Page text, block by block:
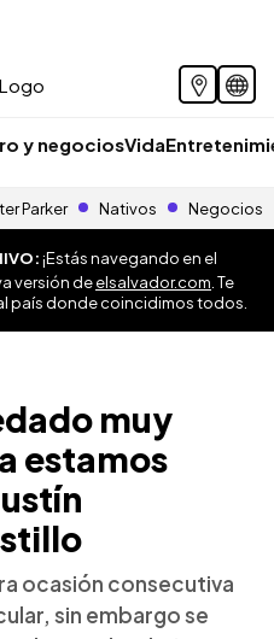
y negociosVida
Parker Nativos Negocios
¡Estás navegando en el
versión deelsalvador.com . Te
país donde coincidimos todos.
muy
estamos
ocasión consecutiva
sin embargo se